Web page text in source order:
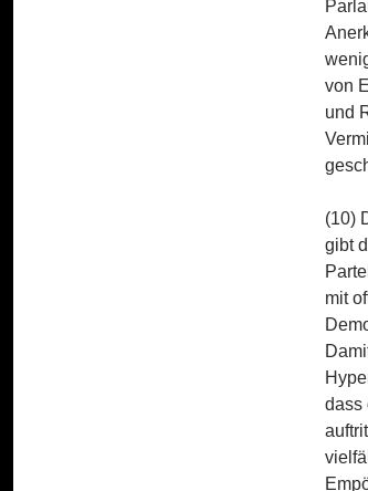
von
und
(10)
gibt
mit
dass